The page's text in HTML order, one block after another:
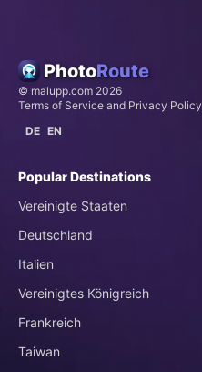
PhotoRoute
© malupp.com 2026
Terms of Service and Privacy Policy
DE EN
Popular Destinations
Vereinigte Staaten
Deutschland
Italien
Vereinigtes Königreich
Frankreich
Taiwan